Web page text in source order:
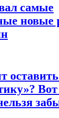
самые
новые